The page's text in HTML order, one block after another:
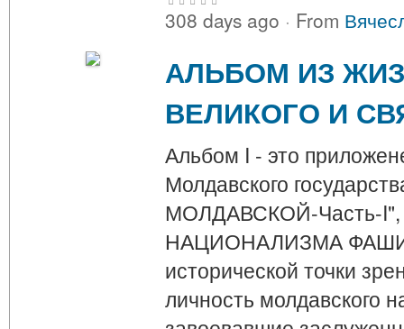
308 days ago · From
АЛЬБОМ ИЗ
ВЕЛИКОГО И
Альбом I - это
Молдавского
МОЛДАВСКОЙ-Часть-
НАЦИОНАЛИЗМА
исторической точки
личность молдавского